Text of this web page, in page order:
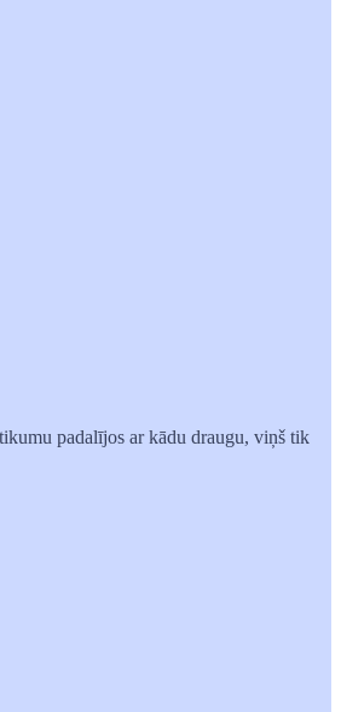
padalījos ar kādu draugu, viņš tik